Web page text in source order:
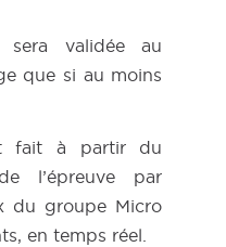
validée au
que si au moins
fait à partir du
l’épreuve par
du groupe Micro
en temps réel.